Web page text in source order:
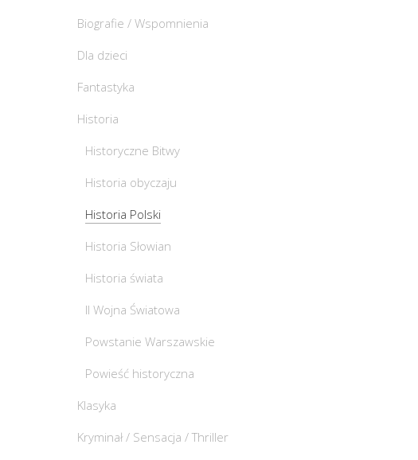
Biografie / Wspomnienia
Dla dzieci
Fantastyka
Historia
Historyczne Bitwy
Historia obyczaju
Historia Polski
Historia Słowian
Historia świata
II Wojna Światowa
Powstanie Warszawskie
Powieść historyczna
Klasyka
Kryminał / Sensacja / Thriller